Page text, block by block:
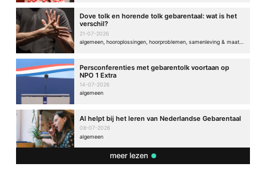
Dove tolk en horende tolk gebarentaal: wat is het
verschil?
21-07-2026
algemeen, hooroplossingen, hoorproblemen, samenleving & maatschappij
Persconferenties met gebarentolk voortaan op
NPO 1 Extra
14-07-2026
algemeen
AI helpt bij het leren van Nederlandse Gebarentaal
08-07-2026
algemeen
meer lezen